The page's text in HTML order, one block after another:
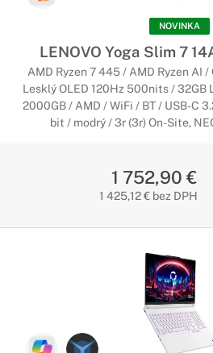
NOVINKA
LENOVO Yoga Slim 7
AMD Ryzen 7 445 / AMD Ryzen AI
Lesklý OLED 120Hz 500nits / 32GB
2000GB / AMD / WiFi / BT / USB-C
bit / modrý / 3r (3r) On-Site,
1 752,90 €
1 425,12 € bez DPH